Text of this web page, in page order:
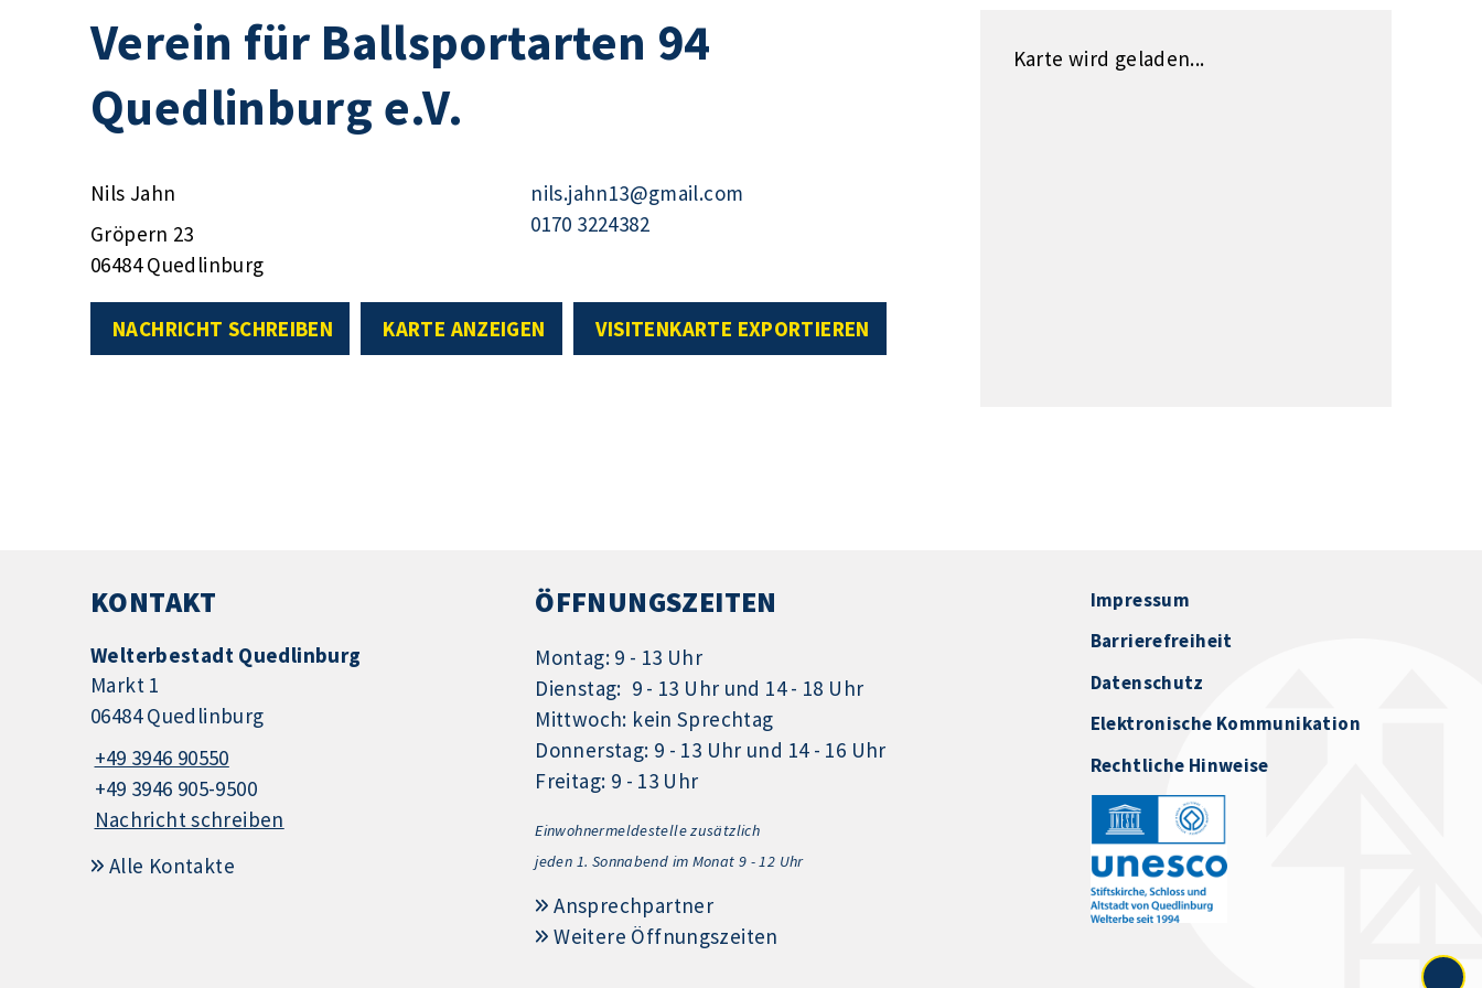
Verein für Ballsportarten 94
Quedlinburg e.V.
Nils Jahn
Gröpern 23
06484 Quedlinburg
nils.jahn13@gmail.com
0170 3224382
NACHRICHT SCHREIBEN KARTE ANZEIGEN VISITENKARTE EXPORTIEREN
Karte wird geladen...
KONTAKT
Welterbestadt Quedlinburg
Markt 1
06484 Quedlinburg
+49 3946 90550
+49 3946 905-9500
Nachricht schreiben
Alle Kontakte
ÖFFNUNGSZEITEN
Montag: 9 - 13 Uhr
Dienstag: 9 - 13 Uhr und 14 - 18 Uhr
Mittwoch: kein Sprechtag
Donnerstag: 9 - 13 Uhr und 14 - 16 Uhr
Freitag: 9 - 13 Uhr
Einwohnermeldestelle zusätzlich
jeden 1. Sonnabend im Monat 9 - 12 Uhr
Ansprechpartner
Weitere Öffnungszeiten
Impressum
Barrierefreiheit
Datenschutz
Elektronische Kommunikation
Rechtliche Hinweise